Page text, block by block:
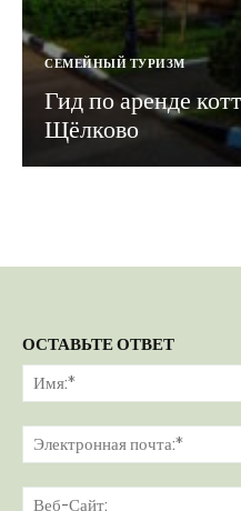
СЕМЕЙНЫЙ ТУРИЗМ
Гид по аренде
Щёлково
ОСТАВЬТЕ ОТВЕТ